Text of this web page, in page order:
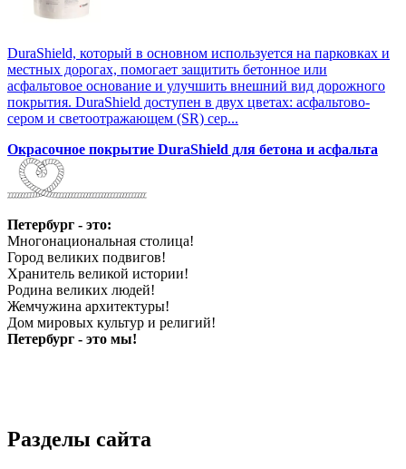
DuraShield, который в основном используется на парковках и
местных дорогах, помогает защитить бетонное или
асфальтовое основание и улучшить внешний вид дорожного
покрытия. DuraShield доступен в двух цветах: асфальтово-
сером и светоотражающем (SR) сер...
Окрасочное покрытие DuraShield для бетона и асфальта
Петербург - это:
Многонациональная столица!
Город великих подвигов!
Хранитель великой истории!
Родина великих людей!
Жемчужина архитектуры!
Дом мировых культур и религий!
Петербург - это мы!
Разделы сайта